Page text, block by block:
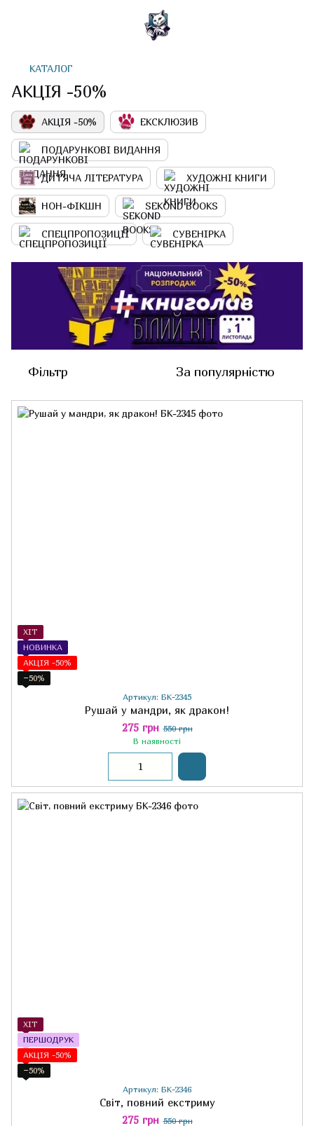
КАТАЛОГ
АКЦІЯ -50%
АКЦІЯ -50% ЕКСКЛЮЗИВ
ПОДАРУНКОВІ ВИДАННЯ
ДИТЯЧА ЛІТЕРАТУРА ХУДОЖНІ КНИГИ
НОН-ФІКШН SEKOND BOOKS
СПЕЦПРОПОЗИЦІЇ СУВЕНІРКА
Фільтр За популярністю
ХІТ
НОВИНКА
АКЦІЯ -50%
−50%
Артикул: БК-2345
Рушай у мандри, як дракон!
275 грн 550 грн
В наявності
ХІТ
ПЕРШОДРУК
АКЦІЯ -50%
−50%
Артикул: БК-2346
Світ, повний екстриму
275 грн 550 грн